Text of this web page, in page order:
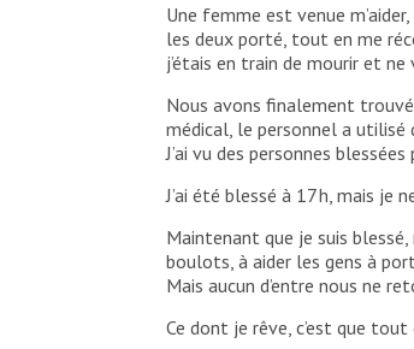
Une femme est venue
les deux porté, tout en me
j’étais en train de mourir et
Nous avons finalement trouvé
médical, le personnel a utilisé
J’ai vu des personnes
J’ai été blessé à 17 h, mais je
Maintenant que je suis
boulots, à aider les gens à
Mais aucun d’entre nous ne
Ce dont je rêve, c’est que